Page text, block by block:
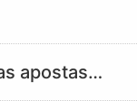
apostas…